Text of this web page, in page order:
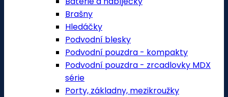
Brašny
Hledáčky
Podvodní blesky
Podvodní pouzdra - kompakty
Podvodní pouzdra - zrcadlovky MDX
série
Porty, základny, mezikroužky